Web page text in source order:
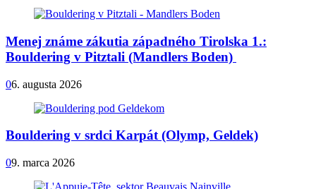
Menej známe zákutia západného Tirolska 1.:
Bouldering v Pitztali (Mandlers Boden)
06. augusta 2026
Bouldering v srdci Karpát (Olymp, Geldek)
09. marca 2026